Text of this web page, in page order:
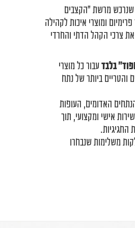
שנרכש מרשת "הקצבים
ומוצרי איכות לקהילה
צרכי הקהל הדתי והחרדי
בלבדעבור כל מוצרי
והטריים ביותר של נתח
האדומים, העופות
אישי ומקצועי, תוך
החגיגיות.
משלימות שנבחרו